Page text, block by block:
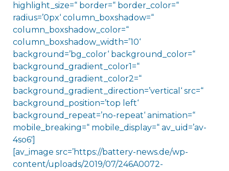
highlight_size=“ border=“ border_color=“
radius=’0px‘ column_boxshadow=“
column_boxshadow_color=“
column_boxshadow_width=’10‘
background=’bg_color‘ background_color=“
background_gradient_color1=“
background_gradient_color2=“
background_gradient_direction=’vertical‘ src=“
background_position=’top left‘
background_repeat=’no-repeat‘ animation=“
mobile_breaking=“ mobile_display=“ av_uid=’av-
4so6′]
[av_image src=’https://battery-news.de/wp-
content/uploads/2019/07/246A0072-